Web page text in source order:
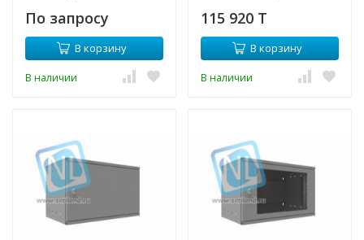
318х570х400)
По запросу
В корзину
В наличии
115 920 T
В корзину
В наличии